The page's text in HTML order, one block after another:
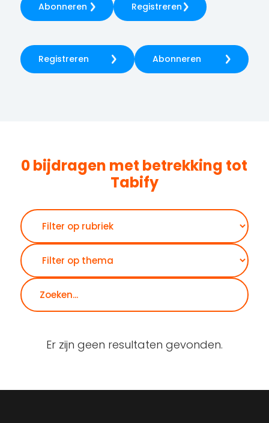
Abonneren Registreren
Registreren Abonneren
0 bijdragen met betrekking tot
Tabify
Er zijn geen resultaten gevonden.